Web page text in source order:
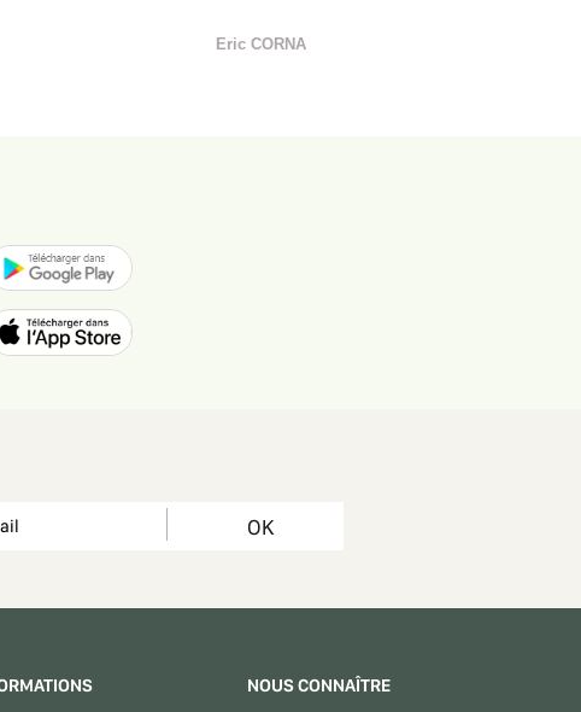
Eric CORNA
OK
NOUS CONNAÎTRE